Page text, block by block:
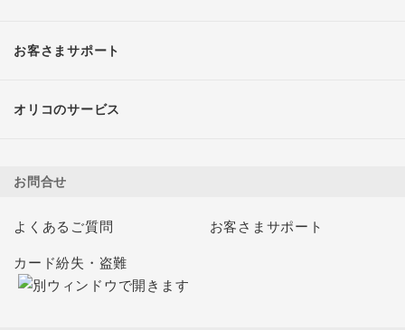
お客さまサポート
オリコのサービス
お問合せ
よくあるご質問 お客さまサポート
カード紛失・盗難